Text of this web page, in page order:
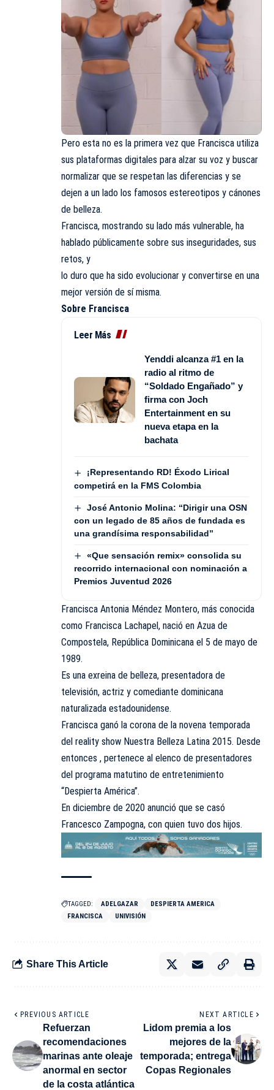
Pero esta no es la primera vez que Francisca utiliza
sus plataformas digitales para alzar su voz y buscar
normalizar que se respetan las diferencias y se
dejen a un lado los famosos estereotipos y cánones
de belleza.
Francisca, mostrando su lado más vulnerable, ha
hablado públicamente sobre sus inseguridades, sus
retos, y
lo duro que ha sido evolucionar y convertirse en una
mejor versión de sí misma.
Sobre Francisca
Leer Más
Yenddi alcanza #1 en la
radio al ritmo de
“Soldado Engañado” y
firma con Joch
Entertainment en su
nueva etapa en la
bachata
¡Representando RD! Éxodo Lirical
competirá en la FMS Colombia
José Antonio Molina: “Dirigir una OSN
con un legado de 85 años de fundada es
una grandísima responsabilidad”
«Que sensación remix» consolida su
recorrido internacional con nominación a
Premios Juventud 2026
Francisca Antonia Méndez Montero, más conocida
como Francisca Lachapel, nació en Azua de
Compostela, República Dominicana el 5 de mayo de
1989.
Es una exreina de belleza, presentadora de
televisión, actriz y comediante dominicana
naturalizada estadounidense.
Francisca ganó la corona de la novena temporada
del reality show Nuestra Belleza Latina 2015. Desde
entonces , pertenece al elenco de presentadores
del programa matutino de entretenimiento
“Despierta América”.
En diciembre de 2020 anunció que se casó
Francesco Zampogna, con quien tuvo dos hijos.
TAGGED: ADELGAZAR
DESPIERTA AMERICA
FRANCISCA
UNIVISIÓN
Share This Article
PREVIOUS ARTICLE
Refuerzan
recomendaciones
marinas ante oleaje
anormal en sector
de la costa atlántica
NEXT ARTICLE
Lidom premia a los
mejores de la
temporada; entrega
Copas Regionales